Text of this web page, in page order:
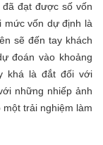
đã đạt được số vốn
mức vốn dự định là
sẽ đến tay khách
đoán vào khoảng
khá là đắt đối với
những nhiếp ảnh
trải nghiệm làm